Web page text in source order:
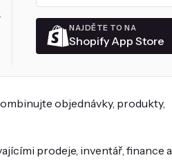
NAJDĚTE TO NA
Shopify App Store
objednávky, produkty,
prodeje, inventář, finance a